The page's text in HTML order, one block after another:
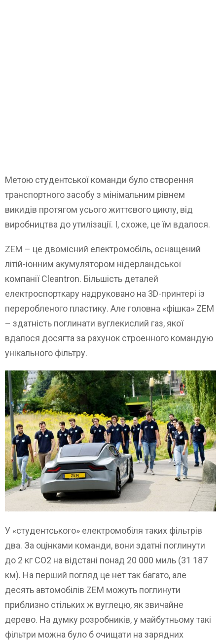
Метою студентської команди було створення
транспортного засобу з мінімальним рівнем
викидів протягом усього життєвого циклу, від
виробництва до утилізації. І, схоже, це їм вдалося.
ZEM – це двомісний електромобіль, оснащений
літій-іонним акумулятором нідерландської
компанії Cleantron. Більшість деталей
електроспорткару надруковано на 3D-принтері із
переробленого пластику. Але головна «фішка» ZEM
– здатність поглинати вуглекислий газ, якої
вдалося досягта за рахунок строенного командую
унікального фільтру.
У «студентського» електромобіля таких фільтрів
два. За оцінками команди, вони здатні поглинути
до 2 кг CO2 на відстані понад 20 000 миль (31 187
км). На перший погляд це нет так багато, але
десять автомобілів ZEM можуть поглинути
приблизно стільких ж вуглецю, як звичайне
дерево. На думку розробників, у майбутньому такі
фільтри можна було б очищати на зарядних